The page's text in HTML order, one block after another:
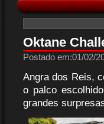
Oktane
Postado em:01/02/
Angra dos Reis,
o palco
grandes